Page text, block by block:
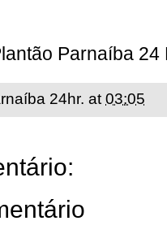
Parnaíba
24hr. at 03:05